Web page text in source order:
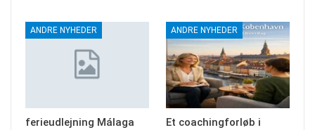
ANDRE NYHEDER
ferieudlejning Málaga
ANDRE NYHEDER
Et coachingforløb i